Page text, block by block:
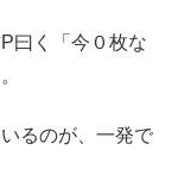
曰く「今０枚な
るのが、一発で